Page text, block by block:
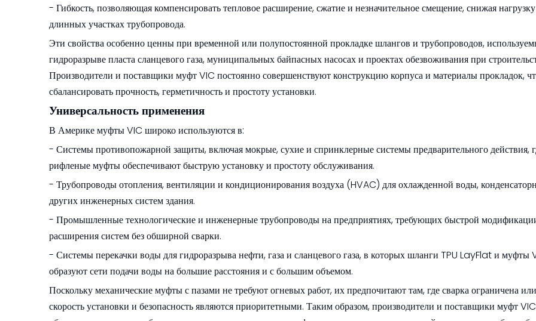
- Гибкость, позволяющая компенсировать тепловое расширение, сжатие и незначительное смещение, снижая
длинных участках трубопровода.
Эти свойства особенно ценны при временной или полупостоянной прокладке шлангов и трубопроводов,
гидроразрыве пласта сланцевого газа, муниципальных байпасных насосах и проектах обезвоживания при
Производители и поставщики муфт VIC постоянно совершенствуют конструкцию корпуса и материалы прокладок,
сбалансировать прочность, герметичность и простоту установки.
Универсальность применения
В Америке муфты VIC широко используются в:
- Системы противопожарной защиты, включая мокрые, сухие и спринклерные системы предварительного действия,
рифленые муфты обеспечивают быструю установку и простоту обслуживания.
- Трубопроводы отопления, вентиляции и кондиционирования воздуха (HVAC) для охлажденной воды,
других инженерных систем здания.
- Промышленные технологические и инженерные трубопроводы на предприятиях, требующих быстрой
расширения систем без обширной сварки.
- Системы перекачки воды для гидроразрыва нефти, газа и сланцевого газа, в которых шланги TPU LayFlat и муфты
образуют сети подачи воды на большие расстояния и с большим объемом.
Поскольку механические муфты с пазами не требуют огневых работ, их предпочитают там, где сварка ограничена
скорость установки и безопасность являются приоритетными. Таким образом, производители и поставщики муфт